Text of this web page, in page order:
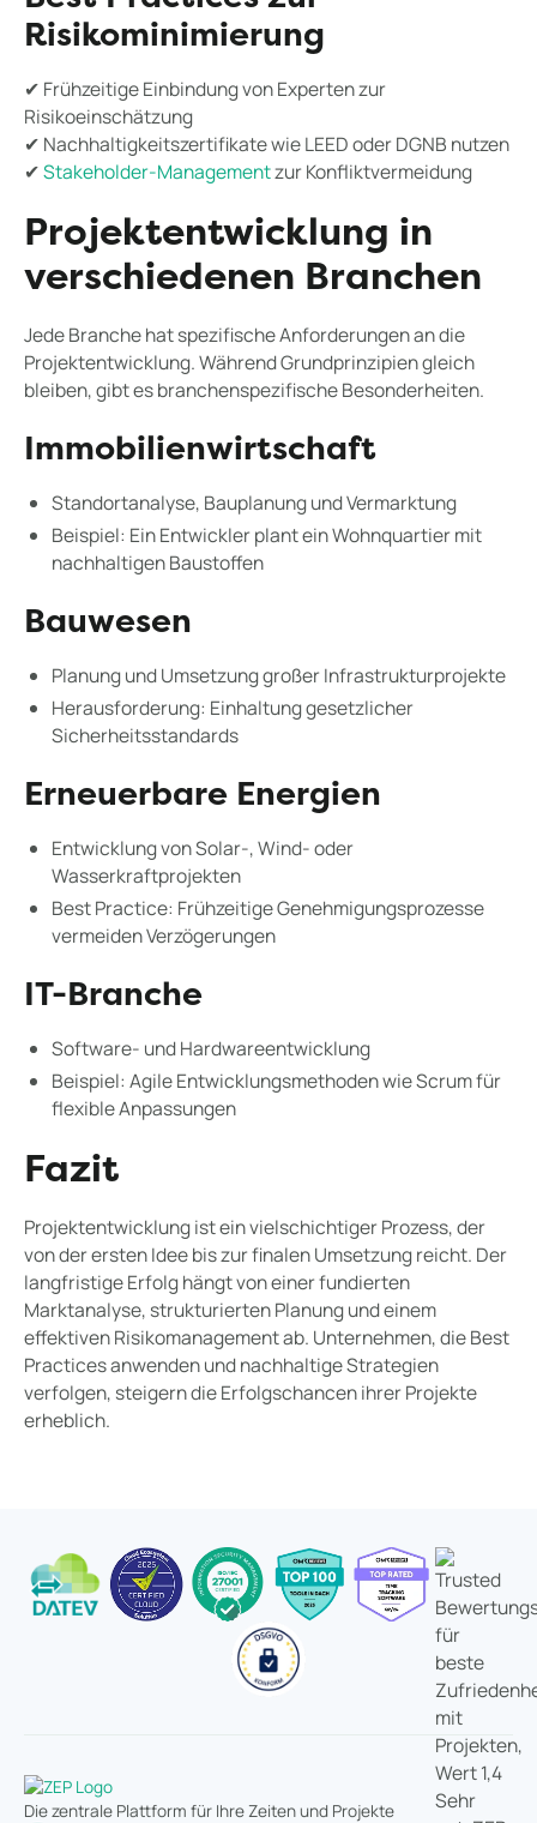
Risikominimierung
✔ Frühzeitige Einbindung von Experten zur
Risikoeinschätzung
✔ Nachhaltigkeitszertifikate wie LEED oder DGNB nutzen
✔Stakeholder-Managementzur Konfliktvermeidung
Projektentwicklung in
verschiedenen Branchen
Jede Branche hat spezifische Anforderungen an die
Projektentwicklung. Während Grundprinzipien gleich
bleiben, gibt es branchenspezifische Besonderheiten.
Immobilienwirtschaft
Standortanalyse, Bauplanung und Vermarktung
Beispiel: Ein Entwickler plant ein Wohnquartier mit
nachhaltigen Baustoffen
Bauwesen
Planung und Umsetzung großer Infrastrukturprojekte
Herausforderung: Einhaltung gesetzlicher
Sicherheitsstandards
Erneuerbare Energien
Entwicklung von Solar-, Wind- oder
Wasserkraftprojekten
Best Practice: Frühzeitige Genehmigungsprozesse
vermeiden Verzögerungen
IT-Branche
Software- und Hardwareentwicklung
Beispiel: Agile Entwicklungsmethoden wie Scrum für
flexible Anpassungen
Fazit
Projektentwicklung ist ein vielschichtiger Prozess, der
von der ersten Idee bis zur finalen Umsetzung reicht. Der
langfristige Erfolg hängt von einer fundierten
Marktanalyse, strukturierten Planung und einem
effektiven Risikomanagement ab. Unternehmen, die Best
Practices anwenden und nachhaltige Strategien
verfolgen, steigern die Erfolgschancen ihrer Projekte
erheblich.
Die zentrale Plattform für Ihre Zeiten und Projekte